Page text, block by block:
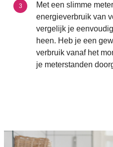
Met een slimme
energieverbruik van
vergelijk je
heen. Heb je een
verbruik vanaf het
je meterstanden